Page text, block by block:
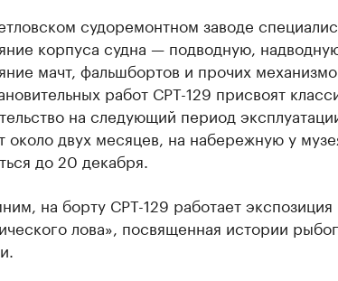
судоремонтном заводе
корпуса судна — подводную,
мачт, фальшбортов и прочих
работ СРТ-129 присвоят
на следующий период
около двух месяцев, на набережную у
до 20 декабря.
на борту СРТ-129 работает
лова», посвященная истории